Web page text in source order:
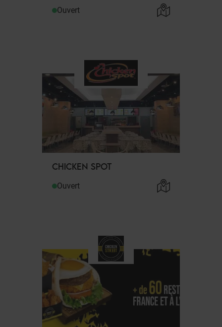
Ouvert
CHICKEN SPOT
Ouvert